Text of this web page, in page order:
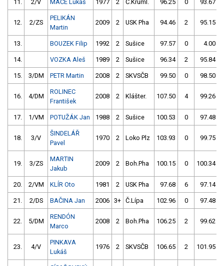
11. 2/V MÁČE Lukáš 1977 2 Č.Kruml. 96.25 0 93.67
12. 2/ZS
PELIKÁN
Martin
2009 2 USK Pha 94.46 2 95.15
13. BOUZEK Filip 1992 2 Sušice 97.57 0 4.00
14. VOZKA Aleš 1989 2 Sušice 96.34 2 95.84
15. 3/DM PETR Martin 2008 2 SKVSČB 99.50 0 98.50
16. 4/DM
ROLINEC
František
2008 2 Klášter. 107.50 4 99.26
17. 1/VM POTUŽÁK Jan 1988 2 Sušice 100.53 0 97.48
18. 3/V
ŠINDELÁŘ
Pavel
1970 2 Loko Plz 103.93 0 99.75
19. 3/ZS
MARTIN
Jakub
2009 2 Boh.Pha 100.15 0 100.34
20. 2/VM KLÍR Oto 1981 2 USK Pha 97.68 6 97.14
21. 2/DS BAČINA Jan 2006 3+ Č.Lípa 102.96 0 97.48
22. 5/DM
RENDÓN
Marco
2008 2 Boh.Pha 106.25 2 99.62
23. 4/V
PINKAVA
Lukáš
1976 2 SKVSČB 106.65 2 101.95